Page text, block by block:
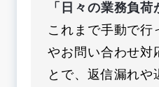
「日々の業務負荷
これまで手動で行
やお問い合わせ対
とで、返信漏れや